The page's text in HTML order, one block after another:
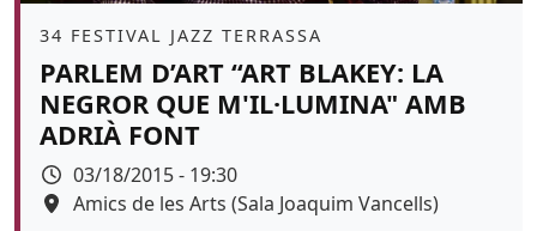
Àmbit
34 FESTIVAL JAZZ TERRASSA
PARLEM D’ART “ART BLAKEY: LA
NEGROR QUE M'IL·LUMINA" AMB
ADRIÀ FONT
Data
03/18/2015 - 19:30
Espai
Amics de les Arts (Sala Joaquim Vancells)